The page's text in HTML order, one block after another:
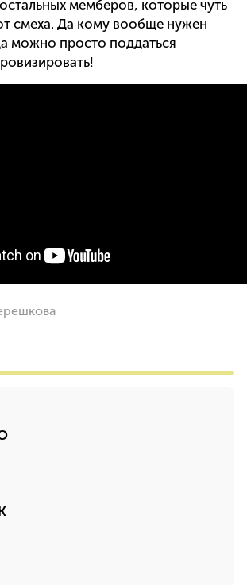
мемберов, которые чуть
смеха. Да кому вообще нужен
можно просто поддаться